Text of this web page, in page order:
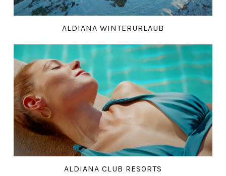
ALDIANA WINTERURLAUB
ALDIANA CLUB RESORTS